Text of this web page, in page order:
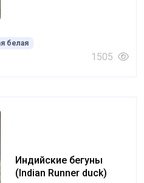
белая
1505
Индийские бегуны
(Indian Runner duck)